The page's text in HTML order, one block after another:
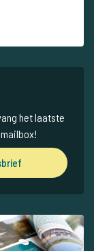
het laatste